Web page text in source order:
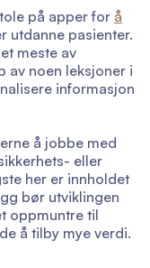
på apper for å
utdanne pasienter.
meste av
av noen leksjoner i
informasjon
å jobbe med
eller
her er innholdet
bør utviklingen
oppmuntre til
å tilby mye verdi.